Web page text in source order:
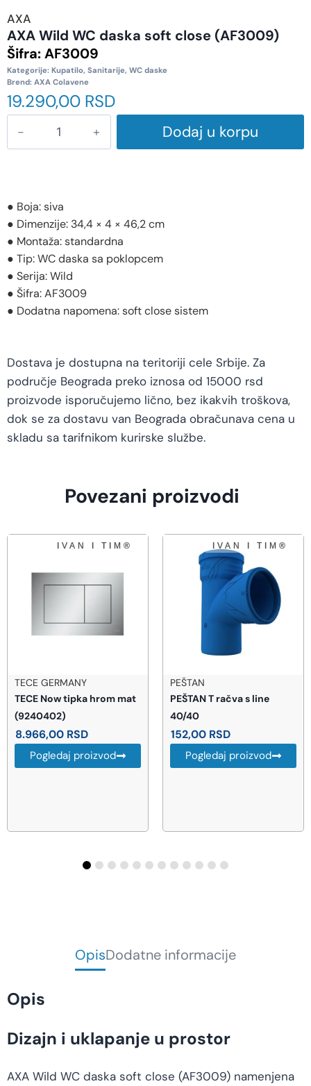
AXA
AXA Wild WC daska soft close (AF3009)
Šifra:AF3009
Kategorije: Kupatilo, Sanitarije, WC daske
Brend: AXA Colavene
19.290,00 RSD
Dodaj u korpu
● Boja: siva
● Dimenzije: 34,4 × 4 × 46,2 cm
● Montaža: standardna
● Tip: WC daska sa poklopcem
● Serija: Wild
● Šifra: AF3009
● Dodatna napomena: soft close sistem
Dostava je dostupna na teritoriji cele Srbije. Za
područje Beograda preko iznosa od 15000 rsd
proizvode isporučujemo lično, bez ikakvih troškova,
dok se za dostavu van Beograda obračunava cena u
skladu sa tarifnikom kurirske službe.
Povezani proizvodi
PEŠTAN
PEŠTAN T račva s line
40/40
152,00RSD
Pogledaj proizvod
ROSAN SRBIJA
Rosan sedište ventila za
slavinu (PSIC1)
144,00RSD
Pogledaj proizvod
OpisDodatne informacije
Opis
Dizajn i uklapanje u prostor
AXA Wild WC daska soft close (AF3009) namenjena